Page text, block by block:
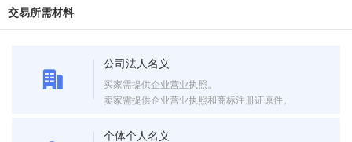
交易所需材料
公司法人名义
买家需提供企业营业执照。
卖家需提供企业营业执照和商标注册证原件。
个体个人名义